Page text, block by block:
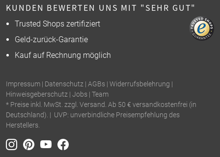
KUNDEN BEWERTEN UNS MIT "SEHR GUT"
Trusted Shops zertifiziert
Geld-zurück-Garantie
Kauf auf Rechnung möglich
Impressum | Datenschutz | AGBs | Widerrufsbelehrung |
Hinweisgeberschutz | Jobs | Team
* Preise inkl. MwSt. zzgl. Versand. Ab 50 € versandkostenfrei (in
Deutschland). | UVP: unverbindliche Preisempfehlung des
Herstellers.